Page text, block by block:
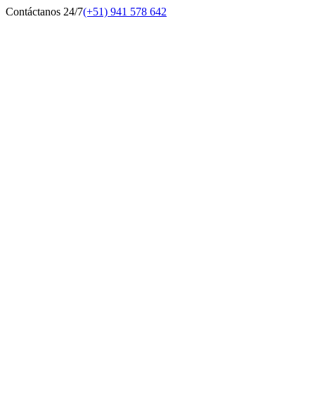
Contáctanos 24/7(+51) 941 578 642